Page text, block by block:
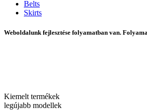
Belts
Skirts
Weboldalunk fejlesztése folyamatban van.
Kiemelt termékek
legújabb modellek